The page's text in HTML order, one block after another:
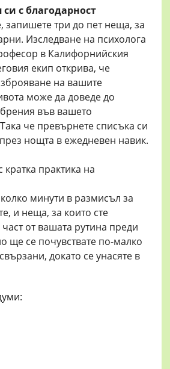
с благодарност
запишете три до пет неща, за
Изследване на психолога
в Калифорнийския
екип открива, че
на вашите
може да доведе до
във вашето
че превърнете списъка си
нощта в ежедневен навик.
практика на
минути в размисъл за
и неща, за които сте
от вашата рутина преди
ще се почувствате по-малко
докато се унасяте в